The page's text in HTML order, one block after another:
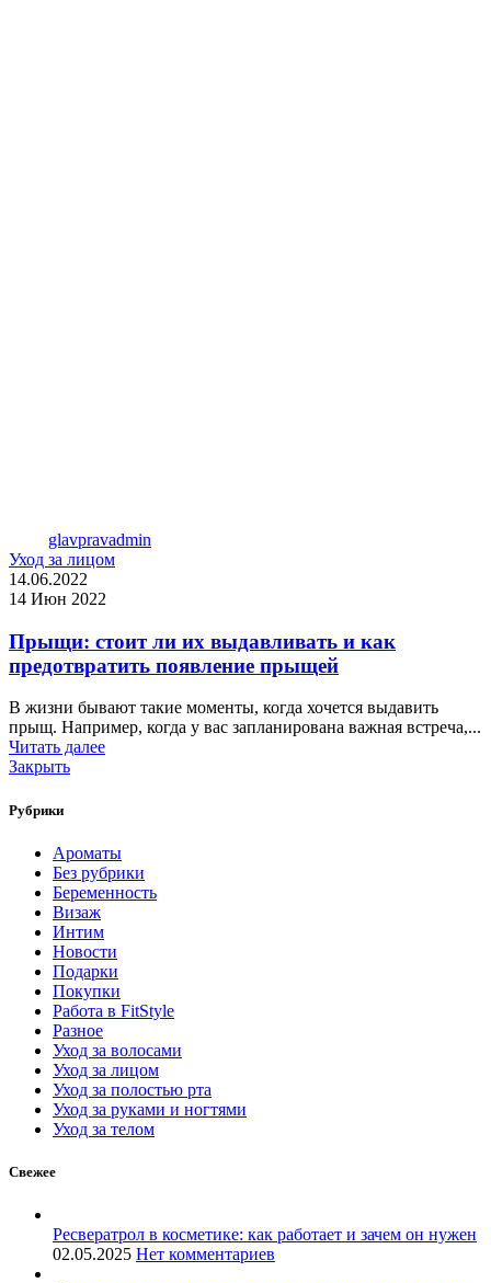
glavpravadmin
Уход за лицом
14.06.2022
14 Июн 2022
Прыщи: стоит ли их выдавливать и как
предотвратить появление прыщей
В жизни бывают такие моменты, когда хочется выдавить
прыщ. Например, когда у вас запланирована важная встреча,...
Читать далее
Закрыть
Рубрики
Ароматы
Без рубрики
Беременность
Визаж
Интим
Новости
Подарки
Покупки
Работа в FitStyle
Разное
Уход за волосами
Уход за лицом
Уход за полостью рта
Уход за руками и ногтями
Уход за телом
Свежее
Ресвератрол в косметике: как работает и зачем он нужен
02.05.2025 Нет комментариев